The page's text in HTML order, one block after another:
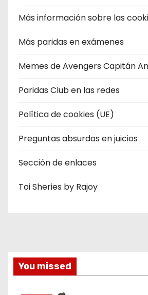
Más información sobre las
Más paridas en exámenes
Memes de Avengers Capitán
Paridas Club en las redes
Política de cookies (UE)
Preguntas absurdas en juicios
Sección de enlaces
Toi Sheries by Rajoy
You missed